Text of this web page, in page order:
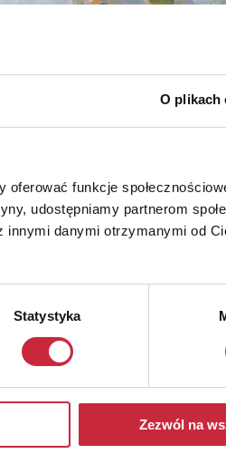
O plikach
funkcje
udostępniamy partnerom
danymi otrzymanymi od
Statystyka
Zezwól na